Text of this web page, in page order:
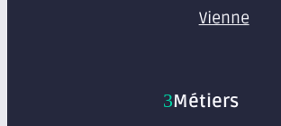
Vienne
Métiers